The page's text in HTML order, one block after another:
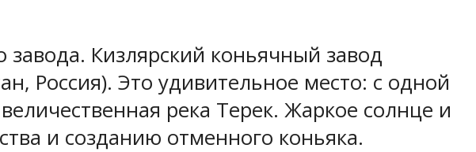
Кизлярский коньячный завод
Россия). Это удивительное место: с одной
река Терек. Жаркое солнце и
и созданию отменного коньяка.